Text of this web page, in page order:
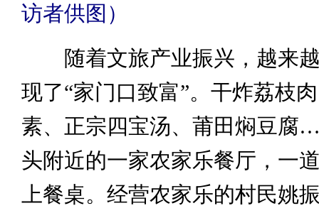
访者供图）
随着文旅产业振兴，越来越
现了“家门口致富”。干炸荔枝
素、正宗四宝汤、莆田焖豆
头附近的一家农家乐餐厅，一
上餐桌。经营农家乐的村民姚